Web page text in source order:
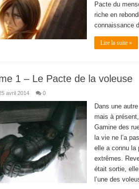
Pacte du
riche en
connaissance
Lire la suite »
1 – Le Pacte de la voleuse
avril 2014 0
Dans une
mais à
Gamine des
la vie ne l’a
elle a connu la
extrêmes.
était sortie,
l’une des